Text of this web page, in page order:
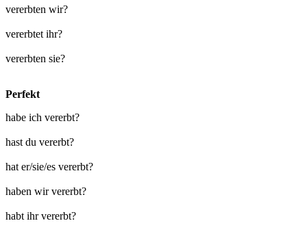
vererbten wir?
vererbtet ihr?
vererbten sie?
Perfekt
habe ich vererbt?
hast du vererbt?
hat er/sie/es vererbt?
haben wir vererbt?
habt ihr vererbt?